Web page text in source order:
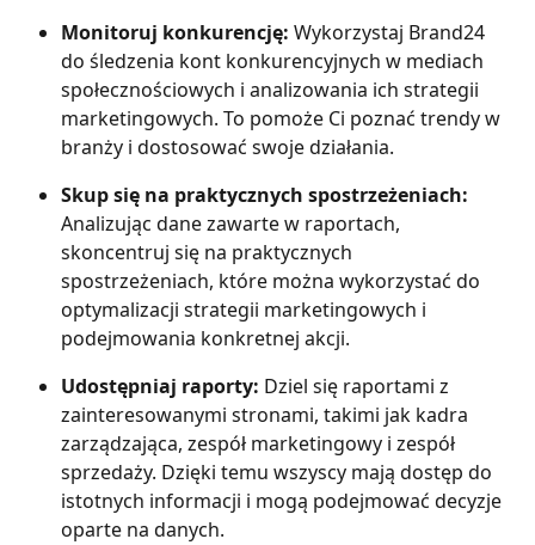
Monitoruj konkurencję: Wykorzystaj Brand24
do śledzenia kont konkurencyjnych w mediach
społecznościowych i analizowania ich strategii
marketingowych. To pomoże Ci poznać trendy w
branży i dostosować swoje działania.
Skup się na praktycznych spostrzeżeniach:
Analizując dane zawarte w raportach,
skoncentruj się na praktycznych
spostrzeżeniach, które można wykorzystać do
optymalizacji strategii marketingowych i
podejmowania konkretnej akcji.
Udostępniaj raporty: Dziel się raportami z
zainteresowanymi stronami, takimi jak kadra
zarządzająca, zespół marketingowy i zespół
sprzedaży. Dzięki temu wszyscy mają dostęp do
istotnych informacji i mogą podejmować decyzje
oparte na danych.